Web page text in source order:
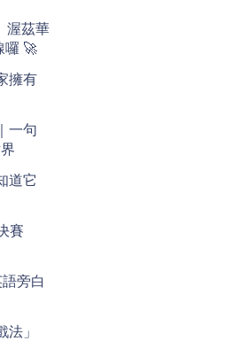
渥茲華
囉 🚀
擁有
一句
道它
賽
旁白
」